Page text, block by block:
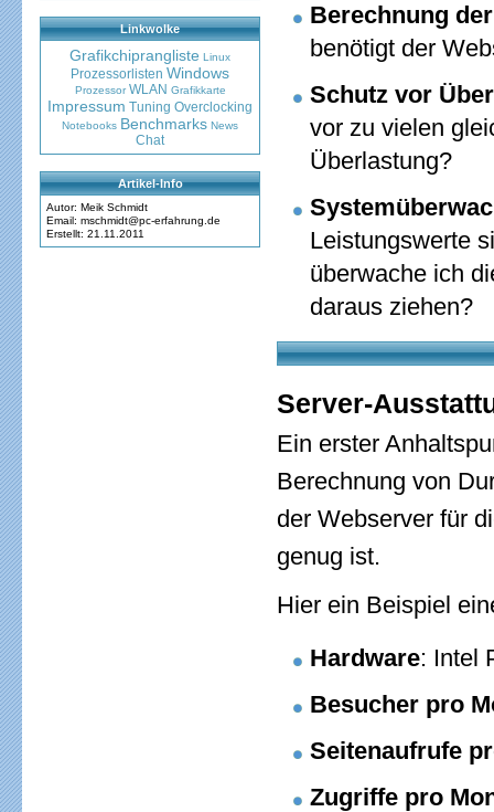
Linkwolke
Grafikchiprangliste Linux
Prozessorlisten Windows
Prozessor WLAN Grafikkarte
Impressum Tuning Overclocking
Notebooks Benchmarks News
Chat
Artikel-Info
Autor: Meik Schmidt
Email: mschmidt@pc-erfahrung.de
Erstellt: 21.11.2011
Berechnung
benötigt der
Schutz vor
vor zu vielen
Überlastung?
Leistungswerte
überwache ich
daraus ziehen?
Server-
Ein erster
Berechnung von
der Webserver für
genug ist.
Hier ein Beispiel
Hardware: Intel
Besucher pro
Seitenaufrufe
Zugriffe pro